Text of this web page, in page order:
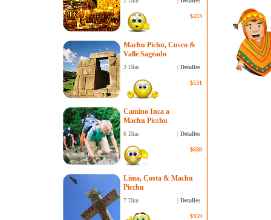
$433
Machu Pichu, Cusco &
Valle Sagrado
| Detalles
3 Días
$531
Camino Inca a
Machu Picchu
| Detalles
6 Días
$688
Lima, Costa & Machu
Picchu
| Detalles
7 Días
$959